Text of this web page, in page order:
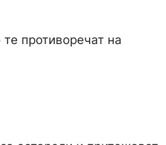
противоречат на